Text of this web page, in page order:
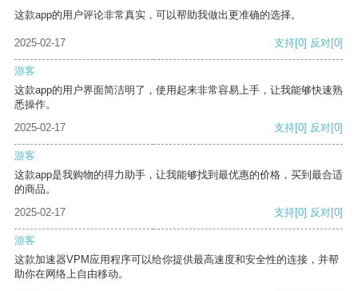
这款app的用户评论非常真实，可以帮助我做出更准确的选择。
2025-02-17 支持[0] 反对[0]
游客
这款app的用户界面简洁明了，使用起来非常容易上手，让我能够快速熟
悉操作。
2025-02-17
支持[0] 反对[0]
游客
这款app是我购物的得力助手，让我能够找到最优惠的价格，买到最合适
的商品。
2025-02-17
支持[0] 反对[0]
游客
这款加速器VPM应用程序可以给你提供最高速度和安全性的连接，并帮
助你在网络上自由移动。